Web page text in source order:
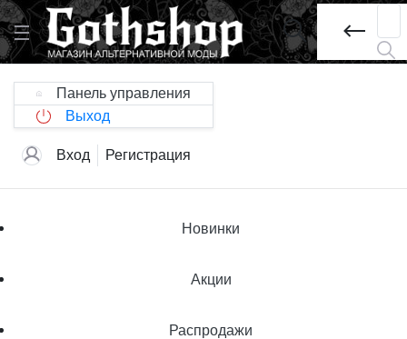
Панель управления
Выход
Вход Регистрация
Новинки
Акции
Распродажи